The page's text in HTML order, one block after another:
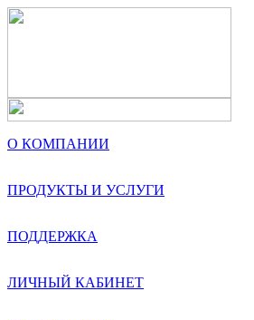
О КОМПАНИИ
ПРОДУКТЫ И УСЛУГИ
ПОДДЕРЖКА
ЛИЧНЫЙ КАБИНЕТ